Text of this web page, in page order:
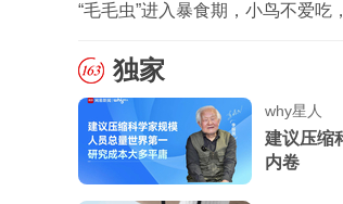
“毛毛虫”进入暴食期，小鸟不爱吃
独家
why星人
建议压缩
内卷